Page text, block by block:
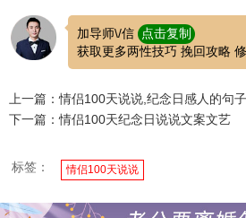
加导师\/信
点击复制
获取更多两性技巧 挽回攻略
上一篇：情侣100天说说,纪念日感人的句子
下一篇：情侣100天纪念日说说文案文艺
标签： 情侣100天说说